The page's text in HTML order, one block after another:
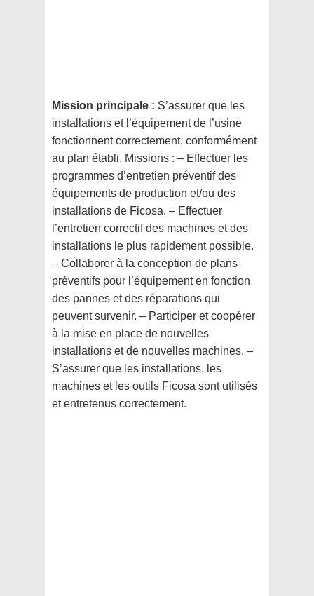
Mission principale : S’assurer que les
installations et l’équipement de l’usine
fonctionnent correctement, conformément
au plan établi. Missions : – Effectuer les
programmes d’entretien préventif des
équipements de production et/ou des
installations de Ficosa. – Effectuer
l’entretien correctif des machines et des
installations le plus rapidement possible.
– Collaborer à la conception de plans
préventifs pour l’équipement en fonction
des pannes et des réparations qui
peuvent survenir. – Participer et coopérer
à la mise en place de nouvelles
installations et de nouvelles machines. –
S’assurer que les installations, les
machines et les outils Ficosa sont utilisés
et entretenus correctement.